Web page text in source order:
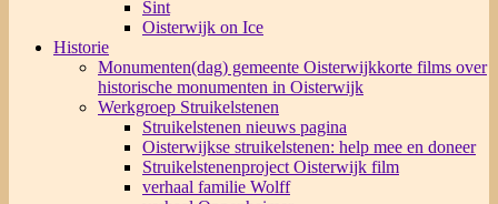
Sint
Oisterwijk on Ice
Historie
Monumenten(dag) gemeente Oisterwijkkorte films over
historische monumenten in Oisterwijk
Werkgroep Struikelstenen
Struikelstenen nieuws pagina
Oisterwijkse struikelstenen: help mee en doneer
Struikelstenenproject Oisterwijk film
verhaal familie Wolff